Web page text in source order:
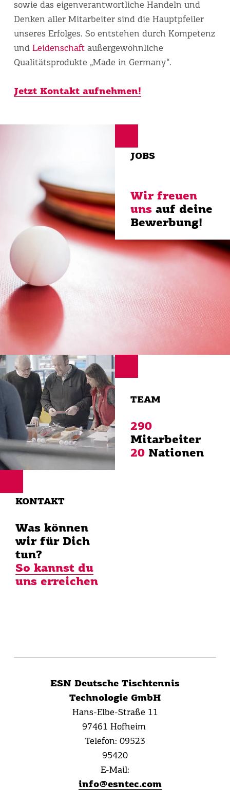
sowie das eigenverantwortliche Handeln und
Denken aller Mitarbeiter sind die Hauptpfeiler
unseres Erfolges. So entstehen durch Kompetenz
und Leidenschaftaußergewöhnliche
Qualitätsprodukte „Made in Germany“.
Jetzt Kontakt aufnehmen!
JOBS
Wir freuen
uns auf deine
Bewerbung!
TEAM
290
Mitarbeiter
20 Nationen
KONTAKT
Was können
wir für Dich
tun?
So kannst du
uns erreichen
ESN Deutsche Tischtennis
Technologie GmbH
Hans-Elbe-Straße 11
97461 Hofheim
Telefon: 09523
95420
E-Mail:
info@esntec.com